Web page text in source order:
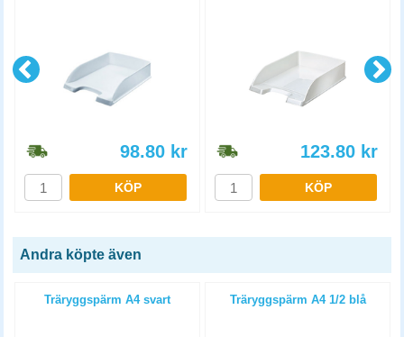
98.80 kr
KÖP
123.80 kr
KÖP
Andra köpte även
Träryggspärm A4 svart Träryggspärm A4 1/2 blå